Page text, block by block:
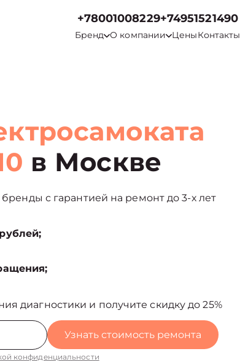
+78001008229+74951521490
Бренд О компании ЦеныКонтакты
в Москве
с гарантией на ремонт до 3-х лет
диагностики и получите скидку до 25%
Узнать стоимость ремонта
конфиденциальности